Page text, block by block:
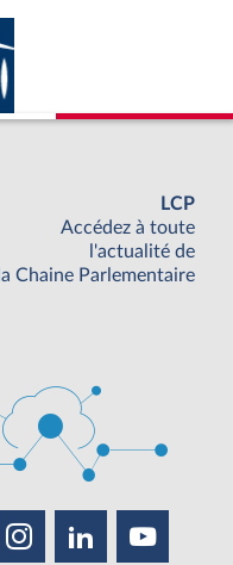
LCP
Accédez à toute
l'actualité de
la Chaine Parlementaire